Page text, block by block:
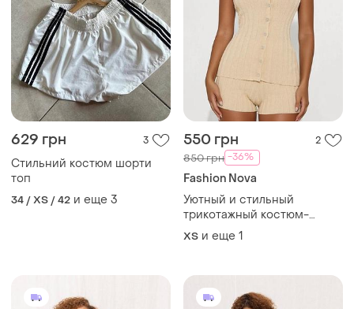
629 грн 3
Стильний костюм шорти
топ
34 / XS / 42 и еще 3
550 грн 2
850 грн -36%
Fashion Nova
Уютный и стильный
трикотажный костюм-
двойка в рубчик
ХS и еще 1